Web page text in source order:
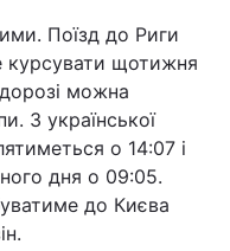
Поїзд до Риги
курсувати щотижня
можна
З української
о 14:07 і
дня о 09:05.
до Києва